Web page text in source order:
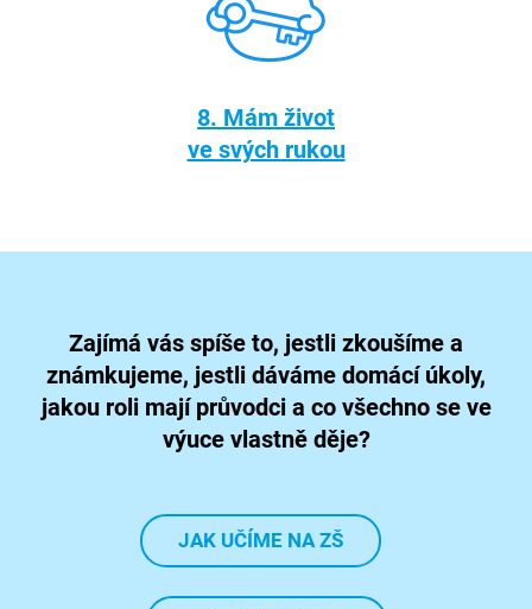
8. Mám život
ve svých rukou
Zajímá vás spíše to, jestli zkoušíme a
známkujeme, jestli dáváme domácí úkoly,
jakou roli mají průvodci a co všechno se ve
výuce vlastně děje?
JAK UČÍME NA ZŠ